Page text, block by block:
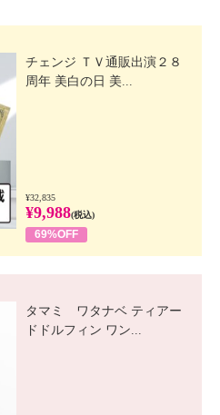
チェンジ ＴＶ通販出演２８
周年 美白の日 美...
¥32,835
¥9,988(税込)
69%OFF
タマミ ワタナベ ティアー
ドドルフィン ワン...